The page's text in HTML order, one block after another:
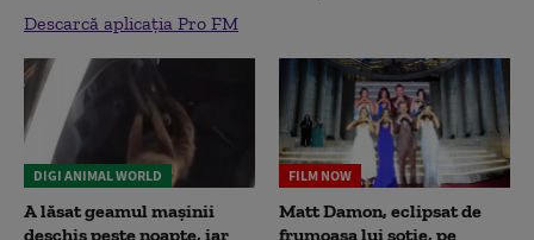
Descarcă aplicația Pro FM
DIGI ANIMAL WORLD
A lăsat geamul mașinii
deschis peste noapte, iar
FILM NOW
Matt Damon, eclipsat de
frumoasa lui soție, pe